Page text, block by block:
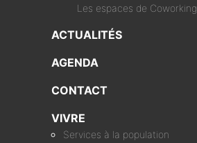
Les espaces de Coworking
ACTUALITÉS
AGENDA
CONTACT
VIVRE
Services à la population